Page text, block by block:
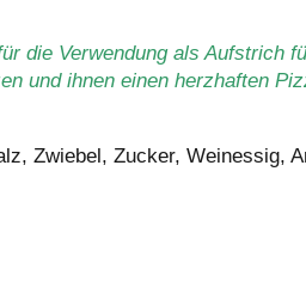
die Verwendung als Aufstrich
und ihnen einen herzhaften
Zwiebel, Zucker, Weinessig,